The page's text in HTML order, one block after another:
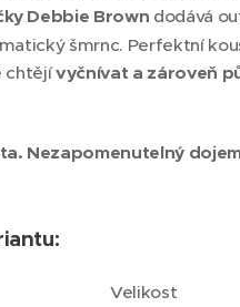
Debbie Brown dodává
šmrnc. Perfektní
chtějívyčnívat a zároveň
Nezapomenutelný
Velikost